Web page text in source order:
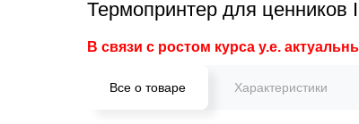
Термопринтер для ценников
В связи с ростом курса у.е.
Все о товаре Характеристики